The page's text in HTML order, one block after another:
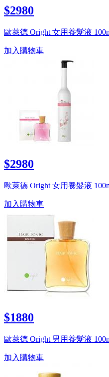
$2980
歐萊德 Oright 女用養髮液
加入購物車
$2980
歐萊德 Oright 女用養髮液
加入購物車
$1880
歐萊德 Oright 男用養髮液
加入購物車